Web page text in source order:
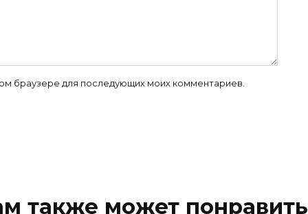
браузере для последующих моих комментариев.
также может